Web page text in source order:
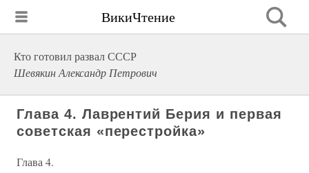
ВикиЧтение
Кто готовил развал СССР
Шевякин Александр Петрович
Глава 4. Лаврентий Берия и первая
советская «перестройка»
Глава 4.